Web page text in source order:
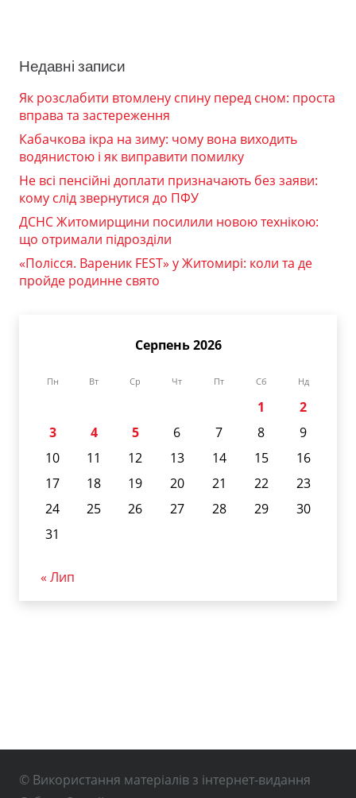
Недавні записи
Як розслабити втомлену спину перед сном: проста
вправа та застереження
Кабачкова ікра на зиму: чому вона виходить
водянистою і як виправити помилку
Не всі пенсійні доплати призначають без заяви:
кому слід звернутися до ПФУ
ДСНС Житомирщини посилили новою технікою:
що отримали підрозділи
«Полісся. Вареник FEST» у Житомирі: коли та де
пройде родинне свято
Серпень 2026
Пн Вт Ср Чт Пт Сб Нд
1
2
3
4 5 6 7 8
9
10
11 12 13 14 15
16
17
18 19 20 21 22
23
24
25 26 27 28 29
30
31
« Лип
© Використання матеріалів з інтернет-видання